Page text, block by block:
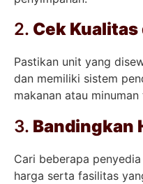
2. Cek
Pastikan unit yang
dan memiliki sistem
makanan atau
3. Bandingkan
Cari beberapa
harga serta fasilitas